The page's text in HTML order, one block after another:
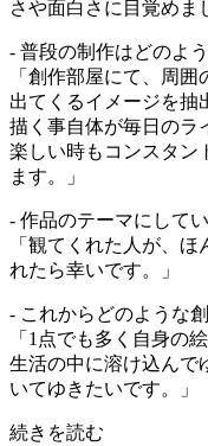
さや面白さに目覚めま
- 普段の制作はどのよ
「創作部屋にて、周
出てくるイメージを抽
描く事自体が毎日のラ
楽しい時もコンスタン
ます。」
- 作品のテーマにして
「観てくれた人が、
れたら幸いです。」
- これからどのような
「1点でも多く自身の
生活の中に溶け込んで
いてゆきたいです。」
続きを読む